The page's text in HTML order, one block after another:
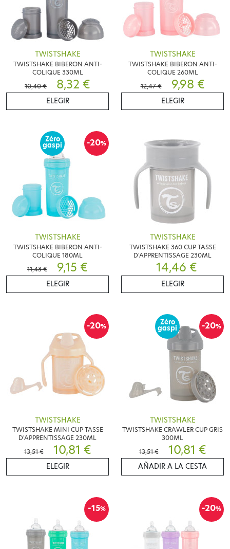
TWISTSHAKE
TWISTSHAKE BIBERON ANTI-
COLIQUE 330ML
10,40 €
8,32 €
ELEGIR
TWISTSHAKE
TWISTSHAKE BIBERON ANTI-
COLIQUE 260ML
12,47 €
9,98 €
ELEGIR
-20%
Zéro
gaspi
TWISTSHAKE
TWISTSHAKE BIBERON ANTI-
COLIQUE 180ML
11,43 €
9,15 €
ELEGIR
TWISTSHAKE
TWISTSHAKE 360 CUP TASSE
D'APPRENTISSAGE 230ML
14,46 €
ELEGIR
-20%
TWISTSHAKE
TWISTSHAKE MINI CUP TASSE
D'APPRENTISSAGE 230ML
13,51 €
10,81 €
ELEGIR
-20%
Zéro
gaspi
TWISTSHAKE
TWISTSHAKE CRAWLER CUP GRIS
300ML
13,51 €
10,81 €
AÑADIR A LA CESTA
-15% -20%